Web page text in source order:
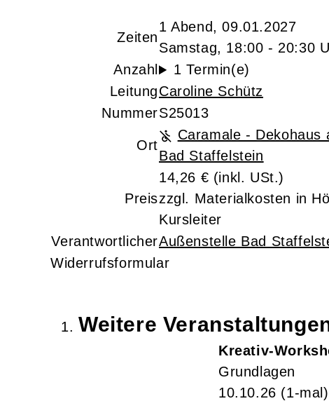
Zeiten
1 Abend, 09.01.2027
Samstag, 18:00 - 20:30
Anzahl
1 Termin(e)
LeitungCaroline Schütz
NummerS25013
Ort
Caramale - Dekohaus
Bad Staffelstein
Preis
14,26 € (inkl. USt.)
zzgl. Materialkosten in
Kursleiter
VerantwortlicherAußenstelle Bad
Widerrufsformular
Weitere
Kreativ-
Grundlagen
10.10.26 (1-mal)